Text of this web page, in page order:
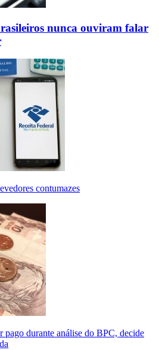
nunca ouviram falar
contumazes
pago durante análise do BPC, decide